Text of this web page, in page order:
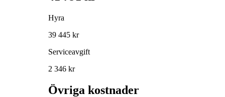
Hyra
39 445 kr
Serviceavgift
2 346 kr
Övriga kostnader